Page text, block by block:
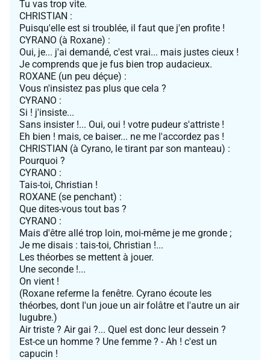
Tu vas trop vite.
CHRISTIAN :
Puisqu'elle est si troublée, il faut que j'en profite !
CYRANO (à Roxane) :
Oui, je... j'ai demandé, c'est vrai... mais justes cieux !
Je comprends que je fus bien trop audacieux.
ROXANE (un peu déçue) :
Vous n'insistez pas plus que cela ?
CYRANO :
Si ! j'insiste...
Sans insister !... Oui, oui ! votre pudeur s'attriste !
Eh bien ! mais, ce baiser... ne me l'accordez pas !
CHRISTIAN (à Cyrano, le tirant par son manteau) :
Pourquoi ?
CYRANO :
Tais-toi, Christian !
ROXANE (se penchant) :
Que dites-vous tout bas ?
CYRANO :
Mais d'être allé trop loin, moi-même je me gronde ;
Je me disais : tais-toi, Christian !...
Les théorbes se mettent à jouer.
Une seconde !...
On vient !
(Roxane referme la fenêtre. Cyrano écoute les
théorbes, dont l'un joue un air folâtre et l'autre un air
lugubre.)
Air triste ? Air gai ?... Quel est donc leur dessein ?
Est-ce un homme ? Une femme ? - Ah ! c'est un
capucin !